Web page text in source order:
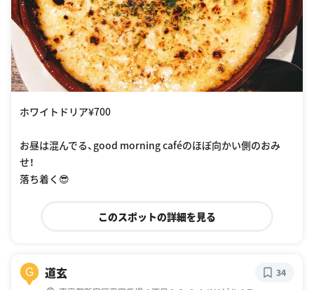
ホワイトドリア¥700
お昼は混んでる、good morning caféのほぼ向かい側のおみ
せ！
落ち着く😎
このスポットの詳細を見る
G 道玄 34